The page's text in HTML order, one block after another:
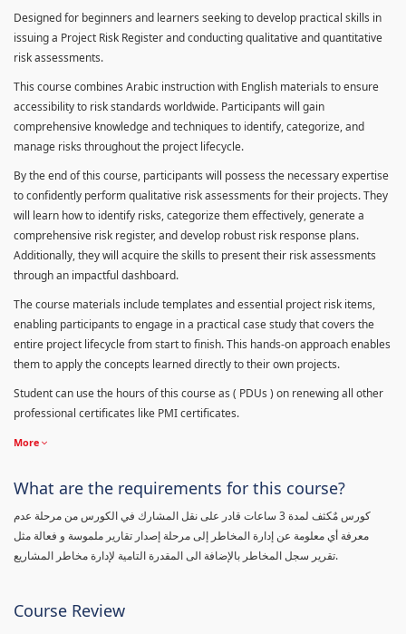
Designed for beginners and learners seeking to develop practical skills in
issuing a Project Risk Register and conducting qualitative and quantitative
risk assessments.
This course combines Arabic instruction with English materials to ensure
accessibility to risk standards worldwide. Participants will gain
comprehensive knowledge and techniques to identify, categorize, and
manage risks throughout the project lifecycle.
By the end of this course, participants will possess the necessary expertise
to confidently perform qualitative risk assessments for their projects. They
will learn how to identify risks, categorize them effectively, generate a
comprehensive risk register, and develop robust risk response plans.
Additionally, they will acquire the skills to present their risk assessments
through an impactful dashboard.
The course materials include templates and essential project risk items,
enabling participants to engage in a practical case study that covers the
entire project lifecycle from start to finish. This hands-on approach enables
them to apply the concepts learned directly to their own projects.
Student can use the hours of this course as ( PDUs ) on renewing all other
professional certificates like PMI certificates.
More
What are the requirements for this course?
كورس مٌكثف لمدة 3 ساعات قادر على نقل المشارك في الكورس من مرحلة عدم
معرفة أي معلومة عن إدارة المخاطر إلى مرحلة إصدار تقارير ملموسة و فعالة مثل
تقرير سجل المخاطر بالإضافة الى المقدرة التامية لإدارة مخاطر المشاريع.
Course Review